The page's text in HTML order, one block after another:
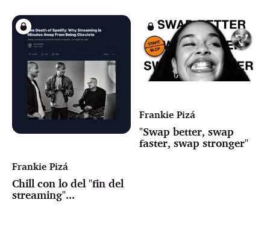
Frankie Pizá
Chill con lo del "fin del
streaming"...
Frankie Pizá
"Swap better, swap
faster, swap stronger"